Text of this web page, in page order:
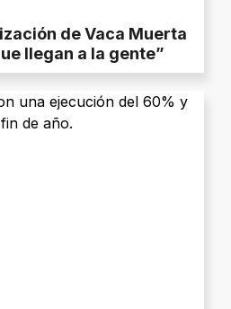
de Vaca Muerta
llegan a la gente”